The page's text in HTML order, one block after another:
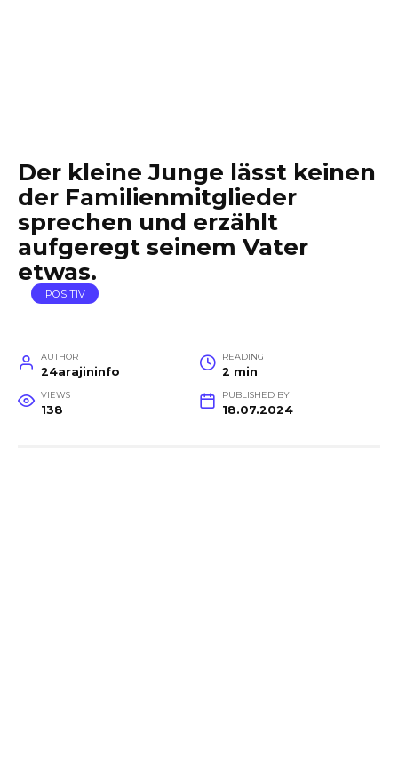
Der kleine Junge lässt keinen
der Familienmitglieder
sprechen und erzählt
aufgeregt seinem Vater
etwas.
POSITIV
AUTHOR
24arajininfo
READING
2 min
VIEWS
138
PUBLISHED BY
18.07.2024